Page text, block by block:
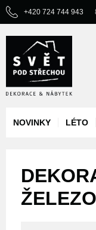
+420 724 744 943
NOVINKY LÉTO
ŽELEZO